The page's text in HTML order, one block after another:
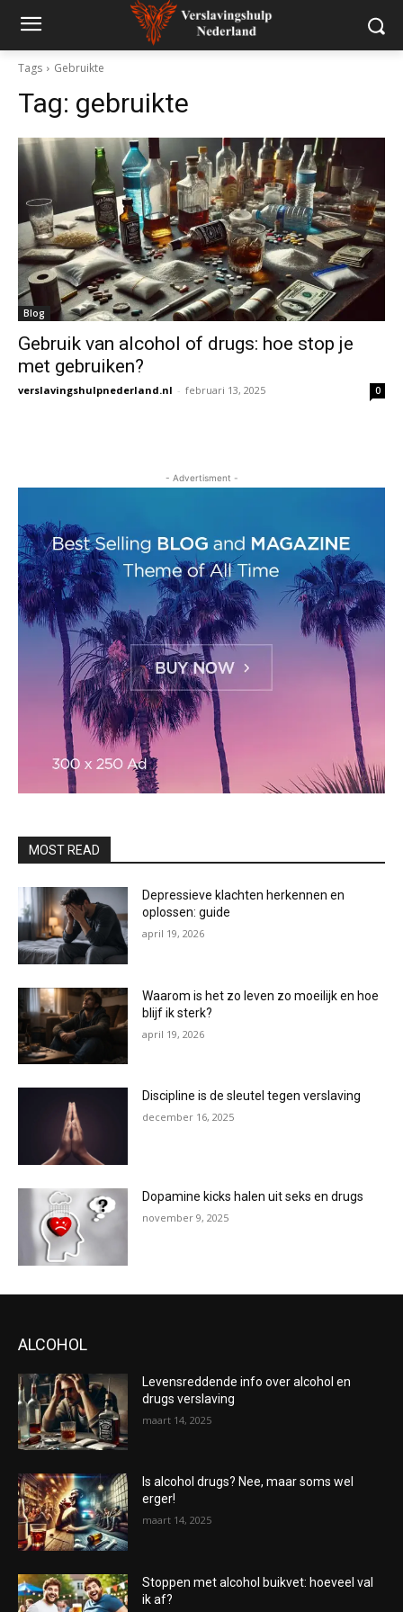
Tags Gebruikte
Tag: gebruikte
Blog
Gebruik van alcohol of drugs: hoe stop je
met gebruiken?
verslavingshulpnederland.nl - februari 13, 2025 0
- Advertisment -
MOST READ
Depressieve klachten herkennen en
oplossen: guide
april 19, 2026
Waarom is het zo leven zo moeilijk en hoe
blijf ik sterk?
april 19, 2026
Discipline is de sleutel tegen verslaving
december 16, 2025
Dopamine kicks halen uit seks en drugs
november 9, 2025
ALCOHOL
Levensreddende info over alcohol en
drugs verslaving
maart 14, 2025
Is alcohol drugs? Nee, maar soms wel
erger!
maart 14, 2025
Stoppen met alcohol buikvet: hoeveel val
ik af?